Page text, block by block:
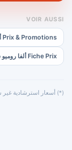
VOIR AUSSI
Prix & Promotions ألفا روميو ستيلفيو
Fiche Prix ألفا روميو ستيلفيو
(*) أسعار استرشادية غير